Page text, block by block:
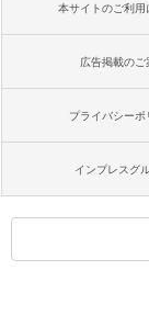
本サイトのご利用
広告掲載のご
プライバシーポ
インプレスグ